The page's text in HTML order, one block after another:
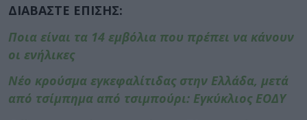
ΔΙΑΒΑΣΤΕ ΕΠΙΣΗΣ:
Ποια είναι τα 14 εμβόλια που πρέπει να κάνουν
οι ενήλικες
Νέο κρούσμα εγκεφαλίτιδας στην Ελλάδα, μετά
από τσίμπημα από τσιμπούρι: Εγκύκλιος ΕΟΔΥ